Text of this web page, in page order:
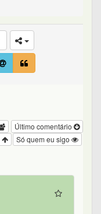
Último comentário
Só quem eu sigo